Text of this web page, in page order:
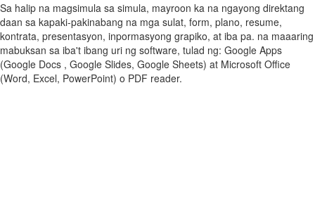
Sa halip na magsimula sa simula, mayroon ka na ngayong direktang
daan sa kapaki-pakinabang na mga sulat, form, plano, resume,
kontrata, presentasyon, inpormasyong grapiko, at iba pa. na maaaring
mabuksan sa iba't ibang uri ng software, tulad ng: Google Apps
(Google Docs , Google Slides, Google Sheets) at Microsoft Office
(Word, Excel, PowerPoint) o PDF reader.